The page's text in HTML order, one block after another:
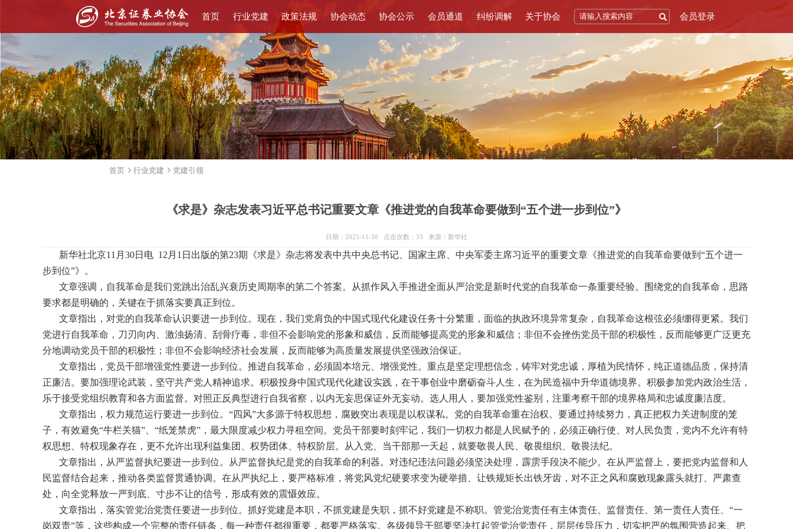
首页 行业党建 政策法规 协会动态 协会公示 会员通道 纠纷调解 关于协会 会员登录
首页 行业党建 党建引领
《求是》杂志发表习近平总书记重要文章《推进党的自我革命要做到“五个进一步到位”》
日期：2025-11-30 点击次数： 33 来源：新华社
新华社北京11月30日电 12月1日出版的第23期《求是》杂志将发表中共中央总书记、国家主席、中央军委主席习近平的重要文章《推进党的自我革命要做到“五个进一
步到位”》。
文章强调，自我革命是我们党跳出治乱兴衰历史周期率的第二个答案。从抓作风入手推进全面从严治党是新时代党的自我革命一条重要经验。围绕党的自我革命，思路
要求都是明确的，关键在于抓落实要真正到位。
文章指出，对党的自我革命认识要进一步到位。现在，我们党肩负的中国式现代化建设任务十分繁重，面临的执政环境异常复杂，自我革命这根弦必须绷得更紧。我们
党进行自我革命，刀刃向内、激浊扬清、刮骨疗毒，非但不会影响党的形象和威信，反而能够提高党的形象和威信；非但不会挫伤党员干部的积极性，反而能够更广泛更充
分地调动党员干部的积极性；非但不会影响经济社会发展，反而能够为高质量发展提供坚强政治保证。
文章指出，党员干部增强党性要进一步到位。推进自我革命，必须固本培元、增强党性。重点是坚定理想信念，铸牢对党忠诚，厚植为民情怀，纯正道德品质，保持清
正廉洁。要加强理论武装，坚守共产党人精神追求。积极投身中国式现代化建设实践，在干事创业中磨砺奋斗人生，在为民造福中升华道德境界。积极参加党内政治生活，
乐于接受党组织教育和各方面监督。对照正反典型进行自我省察，以内无妄思保证外无妄动。选人用人，要加强党性鉴别，注重考察干部的境界格局和忠诚度廉洁度。
文章指出，权力规范运行要进一步到位。“四风”大多源于特权思想，腐败突出表现是以权谋私。党的自我革命重在治权。要通过持续努力，真正把权力关进制度的笼
子，有效避免“牛栏关猫”、“纸笼禁虎”，最大限度减少权力寻租空间。党员干部要时刻牢记，我们一切权力都是人民赋予的，必须正确行使、对人民负责，党内不允许有特
权思想、特权现象存在，更不允许出现利益集团、权势团体、特权阶层。从入党、当干部那一天起，就要敬畏人民、敬畏组织、敬畏法纪。
文章指出，从严监督执纪要进一步到位。从严监督执纪是党的自我革命的利器。对违纪违法问题必须坚决处理，霹雳手段决不能少。在从严监督上，要把党内监督和人
民监督结合起来，推动各类监督贯通协调。在从严执纪上，要严格标准，将党风党纪硬要求变为硬举措、让铁规矩长出铁牙齿，对不正之风和腐败现象露头就打、严肃查
处，向全党释放一严到底、寸步不让的信号，形成有效的震慑效应。
文章指出，落实管党治党责任要进一步到位。抓好党建是本职，不抓党建是失职，抓不好党建是不称职。管党治党责任有主体责任、监督责任、第一责任人责任、“一
岗双责”等，这些构成一个完整的责任链条，每一种责任都很重要，都要严格落实。各级领导干部要坚决扛起管党治党责任，层层传导压力，切实把严的氛围营造起来、把